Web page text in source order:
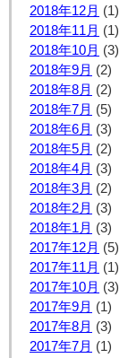
2018年12月 (1)
2018年11月 (1)
2018年10月 (3)
2018年9月 (2)
2018年8月 (2)
2018年7月 (5)
2018年6月 (3)
2018年5月 (2)
2018年4月 (3)
2018年3月 (2)
2018年2月 (3)
2018年1月 (3)
2017年12月 (5)
2017年11月 (1)
2017年10月 (3)
2017年9月 (1)
2017年8月 (3)
2017年7月 (1)